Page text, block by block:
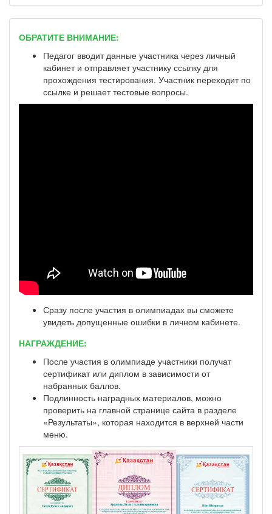
ОБРАТИТЕ ВНИМАНИЕ:
Педагог вводит данные участника через личный
кабинет и отправляет участнику ссылку для
прохождения тестирования. Участник переходит по
ссылке и решает тестовые вопросы.
Сразу после участия в олимпиадах вы сможете
увидеть допущенные ошибки в личном кабинете.
НАГРАЖДЕНИЕ:
После участия в олимпиаде участники получат
сертификат или диплом в зависимости от
набранных баллов.
Подлинность наградных материалов, можно
проверить на главной странице сайта в разделе
«Результаты», которая находится в верхней части
меню.